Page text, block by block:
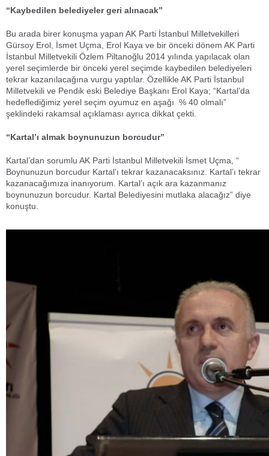
“Kaybedilen belediyeler geri alınacak”
Bu arada birer konuşma yapan AK Parti İstanbul Milletvekilleri
Gürsoy Erol, İsmet Uçma, Erol Kaya ve bir önceki dönem AK Parti
İstanbul Milletvekili Özlem Piltanoğlu 2014 yılında yapılacak olan
yerel seçimlerde bir önceki yerel seçimde kaybedilen belediyeleri
tekrar kazanılacağına vurgu yaptılar. Özellikle AK Parti İstanbul
Milletvekili ve Pendik eski Belediye Başkanı Erol Kaya; “Kartal’da
hedeflediğimiz yerel seçim oyumuz en aşağı % 40 olmalı”
şeklindeki rakamsal açıklaması ayrıca dikkat çekti.
“Kartal’ı almak boynunuzun borcudur”
Kartal’dan sorumlu AK Parti İstanbul Milletvekili İsmet Uçma, “
Boynunuzun borcudur Kartal’ı tekrar kazanacaksınız. Kartal’ı tekrar
kazanacağımıza inanıyorum. Kartal’ı açık ara kazanmanız
boynunuzun borcudur. Kartal Belediyesini mutlaka alacağız” diye
konuştu.